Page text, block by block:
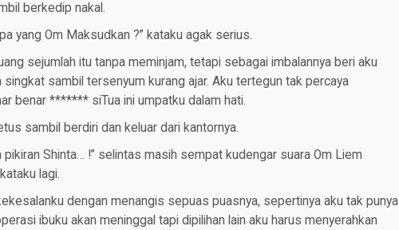
berkedip nakal.
yang Om Maksudkan ?” kataku agak serius.
sejumlah itu tanpa meminjam, tetapi sebagai imbalannya beri aku
singkat sambil tersenyum kurang ajar. Aku tertegun tak percaya
benar ******* siTua ini umpatku dalam hati.
sambil berdiri dan keluar dari kantornya.
pikiran Shinta… !” selintas masih sempat kudengar suara Om Liem
lagi.
dengan menangis sepuas puasnya, sepertinya aku tak punya
ibuku akan meninggal tapi dipilihan lain aku harus menyerahkan